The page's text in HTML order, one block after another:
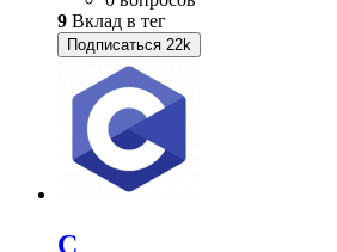
9 Вклад в тег
Подписаться 22k
C